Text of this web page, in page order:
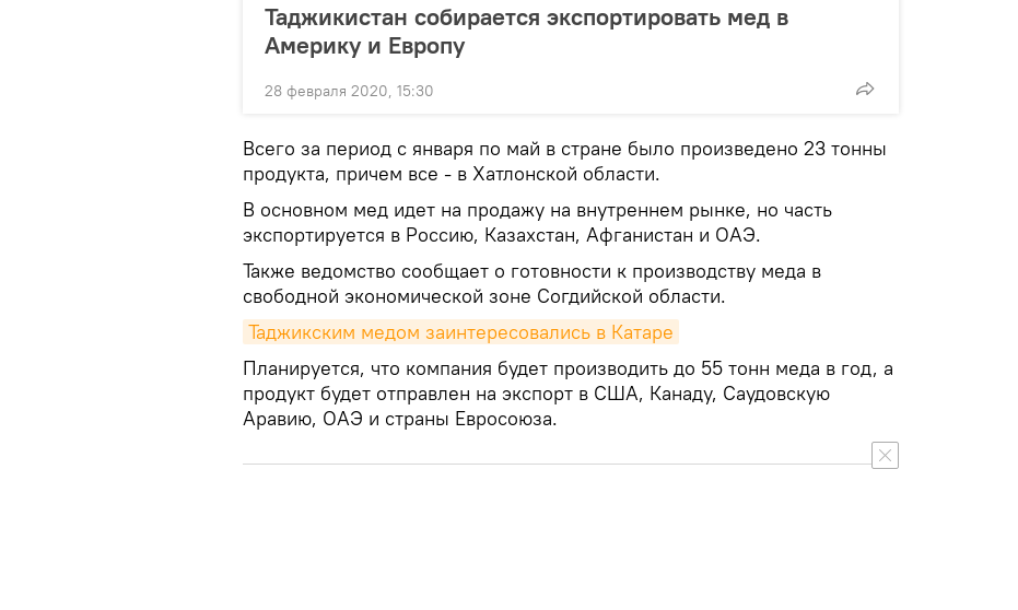
Таджикистан собирается экспортировать мед в
Америку и Европу
28 февраля 2020, 15:30
Всего за период с января по май в стране было произведено 23 тонны
продукта, причем все - в Хатлонской области.
В основном мед идет на продажу на внутреннем рынке, но часть
экспортируется в Россию, Казахстан, Афганистан и ОАЭ.
Также ведомство сообщает о готовности к производству меда в
свободной экономической зоне Согдийской области.
Таджикским медом заинтересовались в Катаре
Планируется, что компания будет производить до 55 тонн меда в год, а
продукт будет отправлен на экспорт в США, Канаду, Саудовскую
Аравию, ОАЭ и страны Евросоюза.